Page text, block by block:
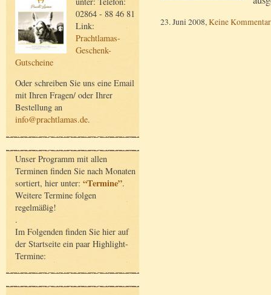
02864 - 88 46 81
Link:
Prachtlamas-
Geschenk-
Gutscheine
Oder schreiben Sie uns eine Email
mit Ihren Fragen/ oder Ihrer
Bestellung an
info@prachtlamas.de.
Unser Programm mit allen
Terminen finden Sie nach Monaten
sortiert, hier unter: “Termine”.
Weitere Termine folgen
regelmäßig!
.
Im Folgenden finden Sie hier auf
der Startseite ein paar Highlight-
Termine:
23. Juni 2008, Keine